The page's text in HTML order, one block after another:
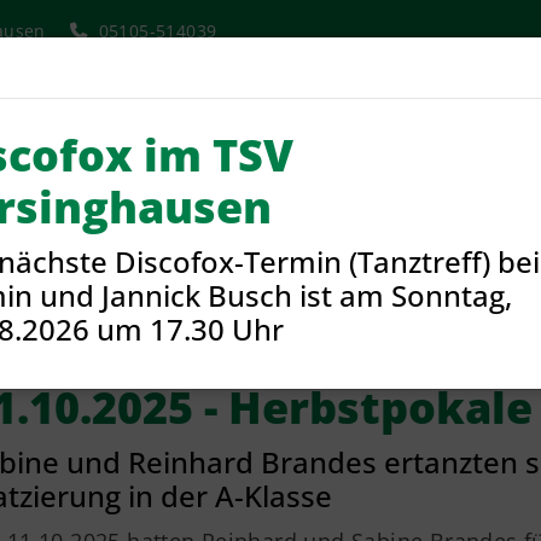
05105-514039
Aktuelles
und Sparten Tanzen 11.10.2025 - Herbstpokale in
-
und Reinhard Brandes ertanzten
in der A-Klasse
im TSV
Discofox-Termin (Tanztreff) bei
und Jannick Busch ist am Sonntag,
um 17.30 Uhr